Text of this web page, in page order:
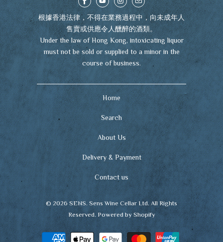
根據香港法律，不得在業務過程中，向未成年人
售賣或供應令人醺醉的酒類。
Under the law of Hong Kong, intoxicating liquor
must not be sold or supplied to a minor in the
course of business.
Home
Search
About Us
Delivery & Payment
Contact us
© 2026 SENS. Sens Wine Cellar Ltd. All Rights
Reserved. Powered by Shopify